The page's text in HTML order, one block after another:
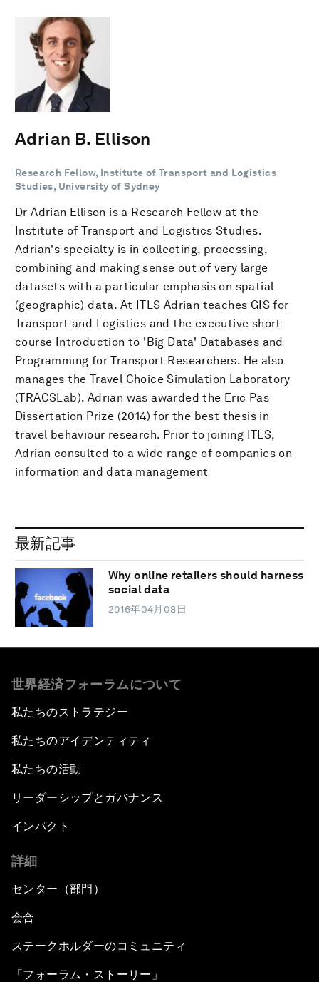
Adrian B. Ellison
Research Fellow, Institute of Transport and Logistics
Studies, University of Sydney
Dr Adrian Ellison is a Research Fellow at the
Institute of Transport and Logistics Studies.
Adrian's specialty is in collecting, processing,
combining and making sense out of very large
datasets with a particular emphasis on spatial
(geographic) data. At ITLS Adrian teaches GIS for
Transport and Logistics and the executive short
course Introduction to 'Big Data' Databases and
Programming for Transport Researchers. He also
manages the Travel Choice Simulation Laboratory
(TRACSLab). Adrian was awarded the Eric Pas
Dissertation Prize (2014) for the best thesis in
travel behaviour research. Prior to joining ITLS,
Adrian consulted to a wide range of companies on
information and data management
最新記事
Why online retailers should harness
social data
2016年04月08日
世界経済フォーラムについて
私たちのストラテジー
私たちのアイデンティティ
私たちの活動
リーダーシップとガバナンス
インパクト
詳細
センター（部門）
会合
ステークホルダーのコミュニティ
「フォーラム・ストーリー」